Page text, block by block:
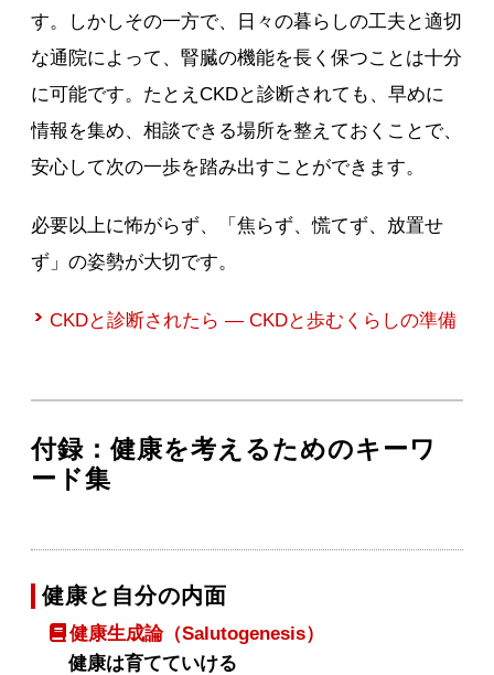
す。しかしその一方で、日々の暮らしの工夫と適切
な通院によって、腎臓の機能を長く保つことは十分
に可能です。たとえCKDと診断されても、早めに
情報を集め、相談できる場所を整えておくことで、
安心して次の一歩を踏み出すことができます。
必要以上に怖がらず、「焦らず、慌てず、放置せ
ず」の姿勢が大切です。
CKDと診断されたら ― CKDと歩むくらしの準備
付録：健康を考えるためのキーワ
ード集
健康と自分の内面
健康生成論（Salutogenesis）
健康は育てていける